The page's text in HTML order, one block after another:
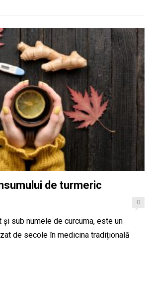
de turmeric
0
și sub numele de curcuma, este un
de secole în medicina tradițională